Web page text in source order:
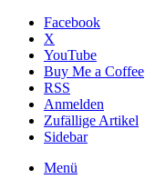
Facebook
X
YouTube
Buy Me a Coffee
RSS
Anmelden
Zufällige Artikel
Sidebar
Menü